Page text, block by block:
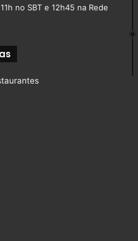
no SBT e 12h45 na Rede